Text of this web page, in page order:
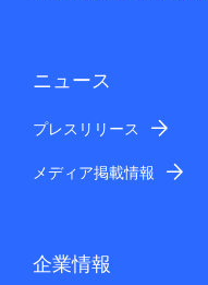
ニュース
プレスリリース
メディア掲載情報
企業情報